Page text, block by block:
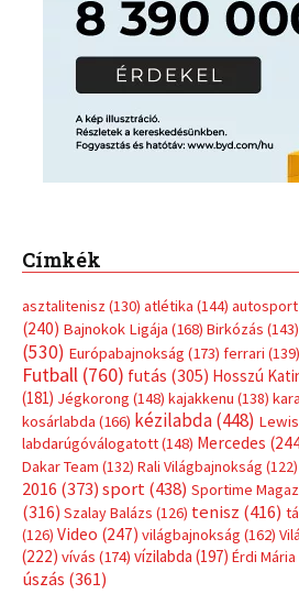
Címkék
asztalitenisz (130) atlétika (144) autosport
(240) Bajnokok Ligája (168) Birkózás (143)
(530) Európabajnokság (173) ferrari (139)
Futball (760) futás (305) Hosszú
(181) Jégkorong (148) kajakkenu (138)
kosárlabda (166) kézilabda(448)
labdarúgóválogatott(148) Mercedes
Dakar Team (132) Rali Világbajnokság (122)
2016 (373) sport(438) Sportime
(316) Szalay Balázs (126) tenisz (416)
(126) Video (247) világbajnokság (162)
(222) vívás (174) vízilabda (197) Érdi Mária
úszás (361)